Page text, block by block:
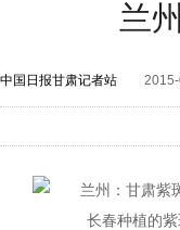
兰
中国日报甘肃记者站
长春种植的紫